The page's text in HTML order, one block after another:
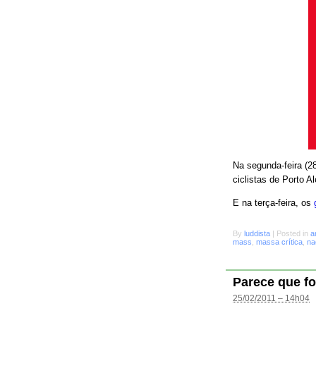
Na segunda-feira
ciclistas de Porto
E na terça-feira, os
By luddista | Posted in
mass massa crítica
Parece que
25/02/2011 – 14h04